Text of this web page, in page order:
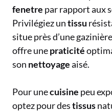
fenetre par rapport aux
Privilégiez untissu
situe près d’une
offre unepraticité
son nettoyageaisé.
Pour unecuisine peu
optez pour destissus